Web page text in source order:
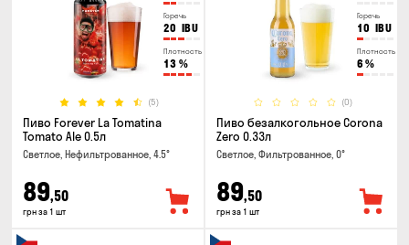
Горечь
20 IBU
Плотность
13 %
(5)
Пиво Forever La Tomatina
Tomato Ale 0.5л
Светлое, Нефильтрованное, 4.5°
89,50
грн за 1 шт
Горечь
10 IBU
Плотность
6 %
(0)
Пиво безалкогольное Corona
Zero 0.33л
Светлое, Фильтрованное, 0°
89,50
грн за 1 шт